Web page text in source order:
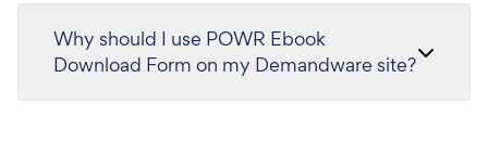
Why should I use POWR Ebook
Download Form on my Demandware site?